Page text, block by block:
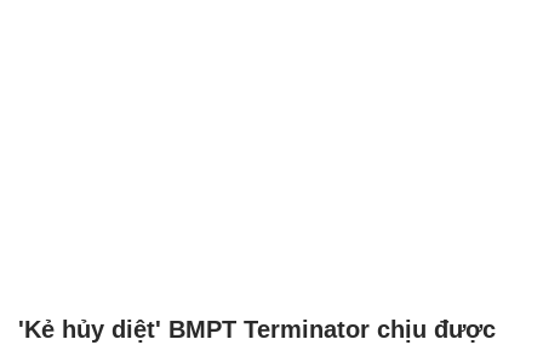
'Kẻ hủy diệt' BMPT Terminator chịu được